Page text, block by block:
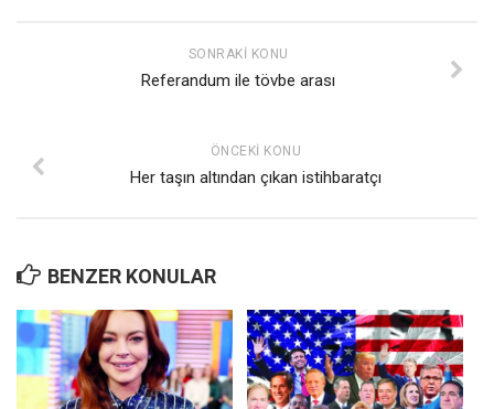
Amina S. Jenenkovic
» Yazar arşivi
Tüm Sayılar
Kategoriler
Kültür Sanat
Kitap
SONRAKI KONU
Referandum ile tövbe arası
ÖNCEKI KONU
Her taşın altından çıkan istihbaratçı
BENZER KONULAR